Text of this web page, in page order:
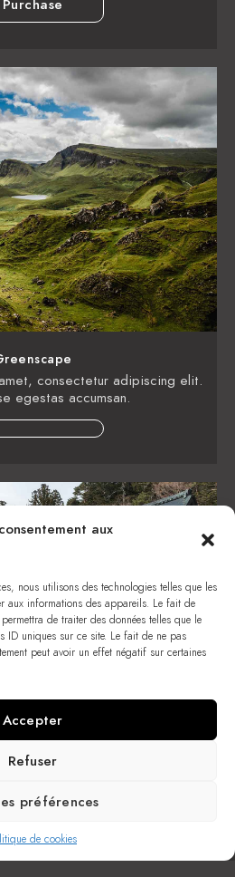
aux
nous utilisons des technologies telles que les
aux informations des appareils. Le fait de
de traiter des données telles que le
ID uniques sur ce site. Le fait de ne pas
peut avoir un effet négatif sur certaines
Accepter
Refuser
préférences
de cookies
Purchase
consectetur adipiscing elit.
egestas accumsan.
consectetur adipiscing elit.
egestas accumsan.